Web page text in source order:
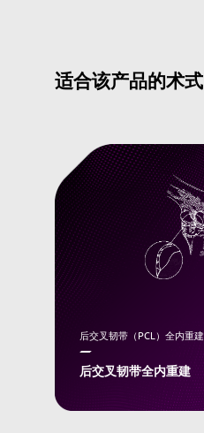
适合该产品的术式
后交叉韧带（PCL）全内重建
后交叉韧带全内重建